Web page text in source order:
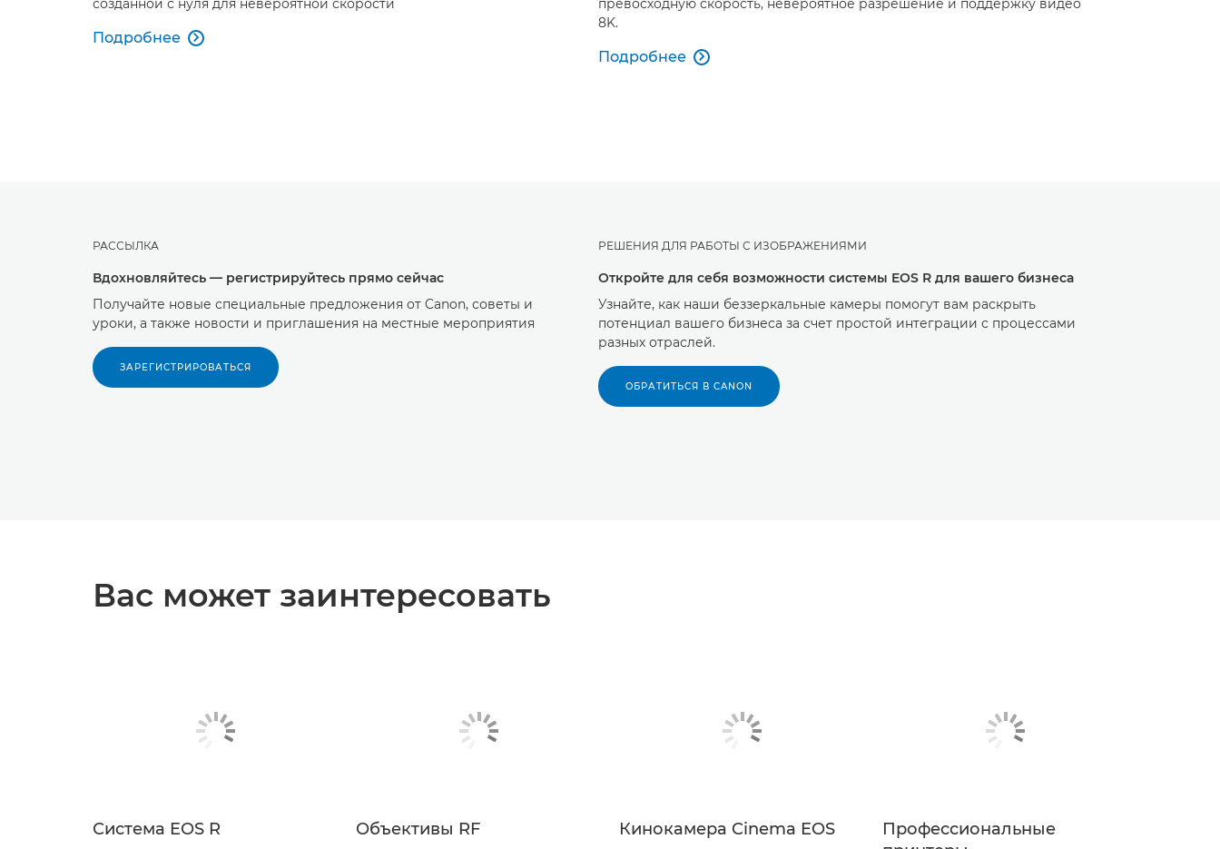
созданной с нуля для невероятной скорости
Подробнее 
превосходную скорость, невероятное разрешение и поддержку видео
8K.
Подробнее 
РАССЫЛКА
Вдохновляйтесь — регистрируйтесь прямо сейчас
Получайте новые специальные предложения от Canon, советы и
уроки, а также новости и приглашения на местные мероприятия
ЗАРЕГИСТРИРОВАТЬСЯ
РЕШЕНИЯ ДЛЯ РАБОТЫ С ИЗОБРАЖЕНИЯМИ
Откройте для себя возможности системы EOS R для вашего бизнеса
Узнайте, как наши беззеркальные камеры помогут вам раскрыть
потенциал вашего бизнеса за счет простой интеграции с процессами
разных отраслей.
ОБРАТИТЬСЯ В CANON
Вас может заинтересовать
Система EOS R Объективы RF Кинокамера Cinema EOS
Профессиональные